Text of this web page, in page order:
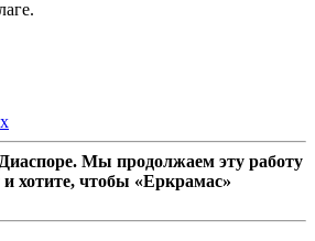
Мы продолжаем эту работу
хотите, чтобы «Еркрамас»